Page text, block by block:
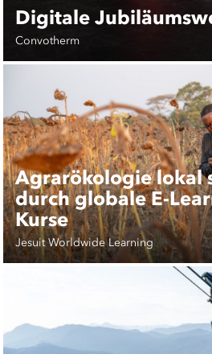
Digitale
Convotherm
Agrarökologie lokal
durch globale E-
Kurse
Jesuit Worldwide Learning